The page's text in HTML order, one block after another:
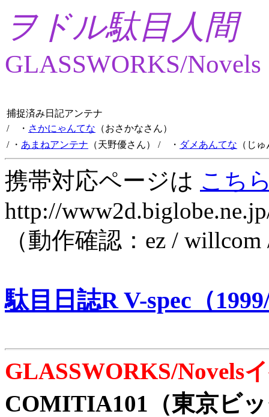
ヲドル駄目人間
GLASSWORKS/Novels
捕捉済み日記アンテナ
/ ・ さかにゃんてな （おさかなさん）
/ ・ あまねアンテナ （天野優さん） / ・ ダメあんてな （じ
携帯対応ページは こち
http://
（動作確認：ez /
駄目日誌R V-spec（
GLASSWORKS/Novels
COMITIA101（東京ビ